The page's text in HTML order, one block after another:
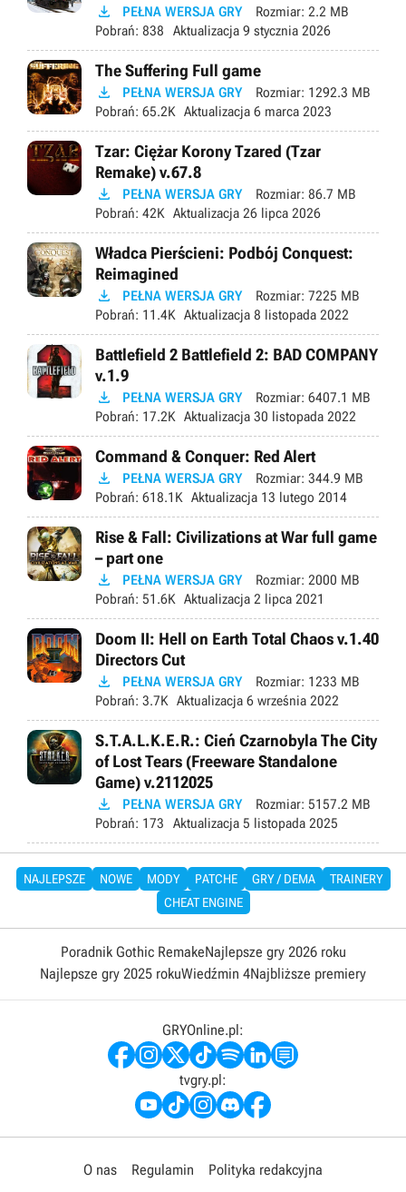
 PEŁNA WERSJA GRY Rozmiar: 2.2 MB
Pobrań: 838 Aktualizacja 9 stycznia 2026
The Suffering Full game
 PEŁNA WERSJA GRY Rozmiar: 1292.3 MB
Pobrań: 65.2K Aktualizacja 6 marca 2023
Tzar: Ciężar Korony Tzared (Tzar
Remake) v.67.8
 PEŁNA WERSJA GRY Rozmiar: 86.7 MB
Pobrań: 42K Aktualizacja 26 lipca 2026
Władca Pierścieni: Podbój Conquest:
Reimagined
 PEŁNA WERSJA GRY Rozmiar: 7225 MB
Pobrań: 11.4K Aktualizacja 8 listopada 2022
Battlefield 2 Battlefield 2: BAD COMPANY
v.1.9
 PEŁNA WERSJA GRY Rozmiar: 6407.1 MB
Pobrań: 17.2K Aktualizacja 30 listopada 2022
Command & Conquer: Red Alert
 PEŁNA WERSJA GRY Rozmiar: 344.9 MB
Pobrań: 618.1K Aktualizacja 13 lutego 2014
Rise & Fall: Civilizations at War full game
– part one
 PEŁNA WERSJA GRY Rozmiar: 2000 MB
Pobrań: 51.6K Aktualizacja 2 lipca 2021
Doom II: Hell on Earth Total Chaos v.1.40
Directors Cut
 PEŁNA WERSJA GRY Rozmiar: 1233 MB
Pobrań: 3.7K Aktualizacja 6 września 2022
S.T.A.L.K.E.R.: Cień Czarnobyla The City
of Lost Tears (Freeware Standalone
Game) v.2112025
 PEŁNA WERSJA GRY Rozmiar: 5157.2 MB
Pobrań: 173 Aktualizacja 5 listopada 2025
NAJLEPSZE NOWE MODY PATCHE GRY / DEMA
TRAINERY
CHEAT ENGINE
Poradnik Gothic RemakeNajlepsze gry 2026 roku
Najlepsze gry 2025 rokuWiedźmin 4Najbliższe premiery
GRYOnline.pl:
tvgry.pl:
O nas Regulamin
Polityka redakcyjna